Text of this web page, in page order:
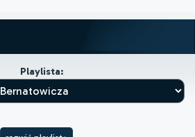
Playlista: